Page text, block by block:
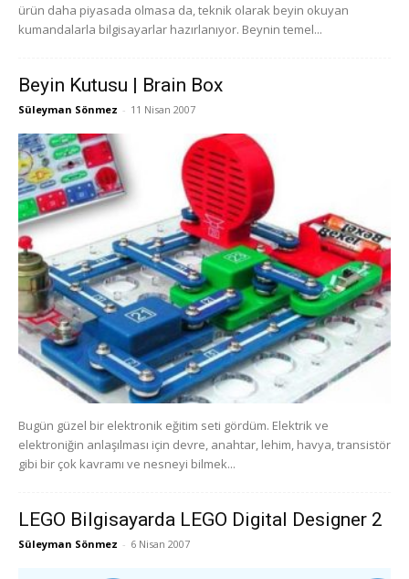
ürün daha piyasada olmasa da, teknik olarak beyin okuyan
kumandalarla bilgisayarlar hazırlanıyor. Beynin temel...
Beyin Kutusu | Brain Box
Süleyman Sönmez - 11 Nisan 2007
Bugün güzel bir elektronik eğitim seti gördüm. Elektrik ve
elektroniğin anlaşılması için devre, anahtar, lehim, havya, transistör
gibi bir çok kavramı ve nesneyi bilmek...
LEGO Bilgisayarda LEGO Digital Designer 2
Süleyman Sönmez - 6 Nisan 2007